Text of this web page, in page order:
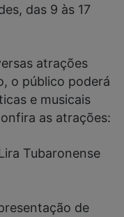
das 9 às 17
atrações
o público poderá
e musicais
as atrações:
Tubaronense
de